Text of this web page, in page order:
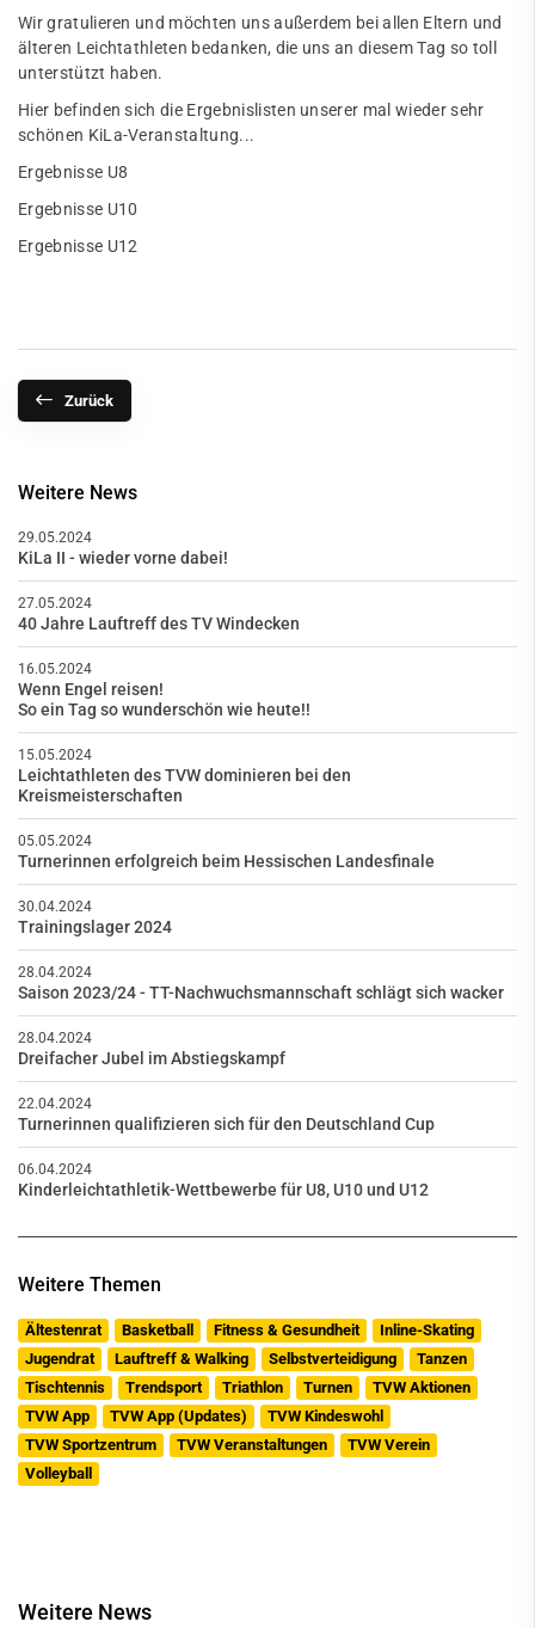
Wir gratulieren und möchten uns außerdem bei allen Eltern und
älteren Leichtathleten bedanken, die uns an diesem Tag so toll
unterstützt haben.
Hier befinden sich die Ergebnislisten unserer mal wieder sehr
schönen KiLa-Veranstaltung...
Ergebnisse U8
Ergebnisse U10
Ergebnisse U12
Zurück
Weitere News
29.05.2024
KiLa II - wieder vorne dabei!
27.05.2024
40 Jahre Lauftreff des TV Windecken
16.05.2024
Wenn Engel reisen!
So ein Tag so wunderschön wie heute!!
15.05.2024
Leichtathleten des TVW dominieren bei den
Kreismeisterschaften
05.05.2024
Turnerinnen erfolgreich beim Hessischen Landesfinale
30.04.2024
Trainingslager 2024
28.04.2024
Saison 2023/24 - TT-Nachwuchsmannschaft schlägt sich wacker
28.04.2024
Dreifacher Jubel im Abstiegskampf
22.04.2024
Turnerinnen qualifizieren sich für den Deutschland Cup
06.04.2024
Kinderleichtathletik-Wettbewerbe für U8, U10 und U12
Weitere Themen
Ältestenrat Basketball Fitness & Gesundheit
Inline-Skating
Jugendrat
Lauftreff & Walking Selbstverteidigung
Tanzen
Tischtennis
Trendsport Triathlon Turnen
TVW Aktionen
TVW App
TVW App (Updates)
TVW Kindeswohl
TVW Sportzentrum
TVW Veranstaltungen
TVW Verein
Volleyball
Weitere News